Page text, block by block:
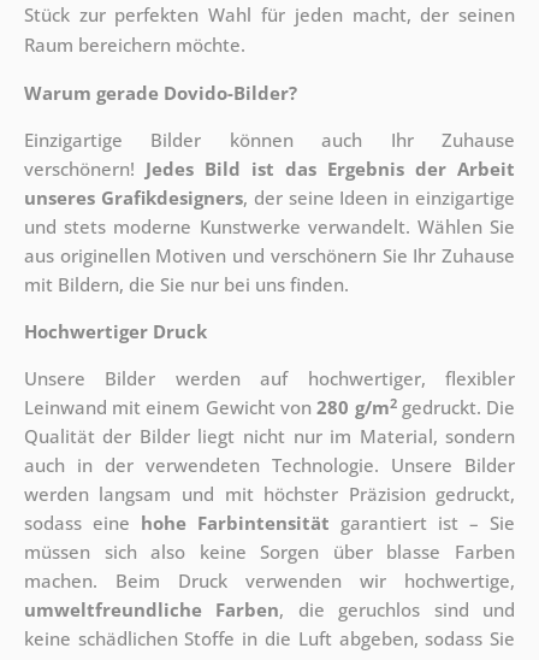
Stück zur perfekten Wahl für jeden macht, der seinen
Raum bereichern möchte.
Warum gerade Dovido-Bilder?
Einzigartige Bilder können auch Ihr Zuhause
verschönern! Jedes Bild ist das Ergebnis der Arbeit
unseres Grafikdesigners, der seine Ideen in einzigartige
und stets moderne Kunstwerke verwandelt. Wählen Sie
aus originellen Motiven und verschönern Sie Ihr Zuhause
mit Bildern, die Sie nur bei uns finden.
Hochwertiger Druck
Unsere Bilder werden auf hochwertiger, flexibler
Leinwand mit einem Gewicht von280 g/m2gedruckt. Die
Qualität der Bilder liegt nicht nur im Material, sondern
auch in der verwendeten Technologie. Unsere Bilder
werden langsam und mit höchster Präzision gedruckt,
sodass eine hohe Farbintensität garantiert ist – Sie
müssen sich also keine Sorgen über blasse Farben
machen. Beim Druck verwenden wir hochwertige,
umweltfreundliche Farben, die geruchlos sind und
keine schädlichen Stoffe in die Luft abgeben, sodass Sie